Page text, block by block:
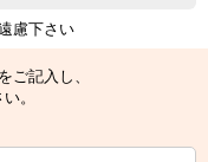
慮下さい
ご記入し、
。